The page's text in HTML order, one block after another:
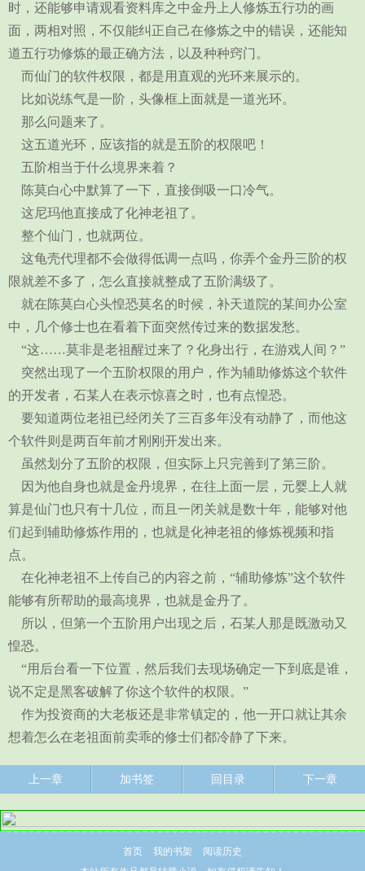
时，还能够申请观看资料库之中金丹上人修炼五行功的画
面，两相对照，不仅能纠正自己在修炼之中的错误，还能知
道五行功修炼的最正确方法，以及种种窍门。
而仙门的软件权限，都是用直观的光环来展示的。
比如说练气是一阶，头像框上面就是一道光环。
那么问题来了。
这五道光环，应该指的就是五阶的权限吧！
五阶相当于什么境界来着？
陈莫白心中默算了一下，直接倒吸一口冷气。
这尼玛他直接成了化神老祖了。
整个仙门，也就两位。
这龟壳代理都不会做得低调一点吗，你弄个金丹三阶的权
限就差不多了，怎么直接就整成了五阶满级了。
就在陈莫白心头惶恐莫名的时候，补天道院的某间办公室
中，几个修士也在看着下面突然传过来的数据发愁。
“这……莫非是老祖醒过来了？化身出行，在游戏人间？”
突然出现了一个五阶权限的用户，作为辅助修炼这个软件
的开发者，石某人在表示惊喜之时，也有点惶恐。
要知道两位老祖已经闭关了三百多年没有动静了，而他这
个软件则是两百年前才刚刚开发出来。
虽然划分了五阶的权限，但实际上只完善到了第三阶。
因为他自身也就是金丹境界，在往上面一层，元婴上人就
算是仙门也只有十几位，而且一闭关就是数十年，能够对他
们起到辅助修炼作用的，也就是化神老祖的修炼视频和指
点。
在化神老祖不上传自己的内容之前，“辅助修炼”这个软件
能够有所帮助的最高境界，也就是金丹了。
所以，但第一个五阶用户出现之后，石某人那是既激动又
惶恐。
“用后台看一下位置，然后我们去现场确定一下到底是谁，
说不定是黑客破解了你这个软件的权限。”
作为投资商的大老板还是非常镇定的，他一开口就让其余
想着怎么在老祖面前卖乖的修士们都冷静了下来。
上一章 加书签 回目录 下一章
首页 我的书架
阅读历史